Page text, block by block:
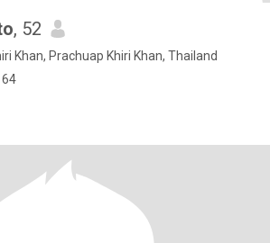
, 52
Khan, Prachuap Khiri Khan, Thailand
64